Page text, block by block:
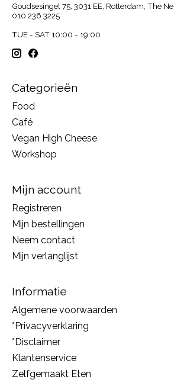
Goudsesingel 75, 3031 EE, Rotterdam, The
010 236 3225
TUE - SAT 10:00 - 19:00
Categorieën
Food
Café
Vegan High Cheese
Workshop
Mijn account
Registreren
Mijn bestellingen
Neem contact
Mijn verlanglijst
Informatie
Algemene voorwaarden
*Privacyverklaring
*Disclaimer
Klantenservice
Zelfgemaakt Eten